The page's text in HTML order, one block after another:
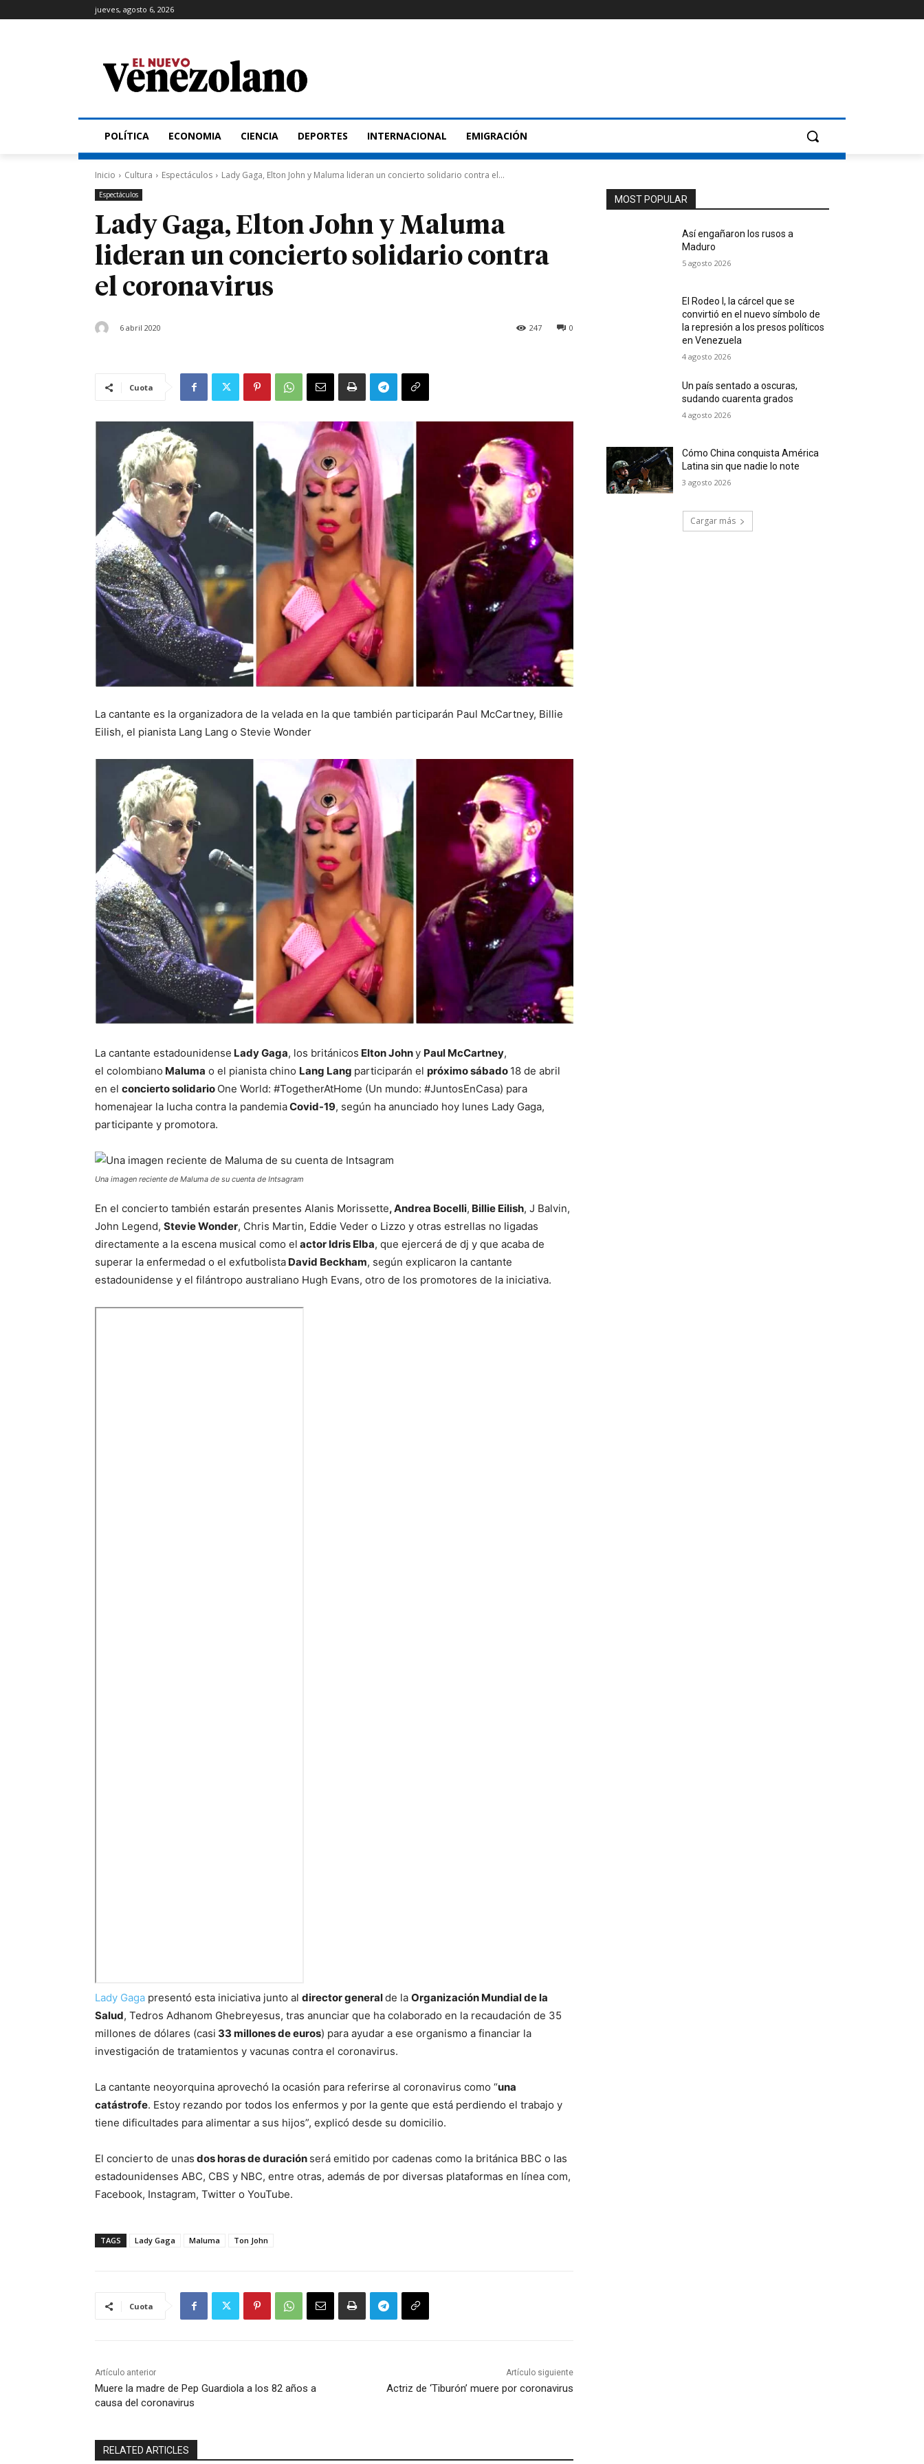
jueves, agosto 6, 2026
POLÍTICA ECONOMIA CIENCIA DEPORTES INTERNACIONAL EMIGRACIÓN
Inicio Cultura Espectáculos Lady Gaga, Elton John y Maluma lideran un concierto solidario contra el...
Espectáculos
Lady Gaga, Elton John y Maluma
lideran un concierto solidario contra
el coronavirus
6 abril 2020 0
247
Cuota
La cantante es la organizadora de la velada en la que también participarán Paul McCartney, Billie
Eilish, el pianista Lang Lang o Stevie Wonder
La cantante estadounidense Lady Gaga, los británicos Elton Johny Paul McCartney,
el colombiano Maluma o el pianista chino Lang Lang participarán el próximo sábado 18 de abril
en el concierto solidario One World: #TogetherAtHome (Un mundo: #JuntosEnCasa) para
homenajear la lucha contra la pandemiaCovid-19, según ha anunciado hoy lunes Lady Gaga,
participante y promotora.
Una imagen reciente de Maluma de su cuenta de Intsagram
En el concierto también estarán presentes Alanis Morissette, Andrea Bocelli, Billie Eilish, J Balvin,
John Legend, Stevie Wonder, Chris Martin, Eddie Veder o Lizzo y otras estrellas no ligadas
directamente a la escena musical como el actor Idris Elba, que ejercerá de dj y que acaba de
superar la enfermedad o el exfutbolista David Beckham, según explicaron la cantante
estadounidense y el filántropo australiano Hugh Evans, otro de los promotores de la iniciativa.
Lady Gaga presentó esta iniciativa junto al director generalde la Organización Mundial de la
Salud, Tedros Adhanom Ghebreyesus, tras anunciar que ha colaborado en la recaudación de 35
millones de dólares (casi 33 millones de euros) para ayudar a ese organismo a financiar la
investigación de tratamientos y vacunas contra el coronavirus.
La cantante neoyorquina aprovechó la ocasión para referirse al coronavirus como “una
catástrofe. Estoy rezando por todos los enfermos y por la gente que está perdiendo el trabajo y
tiene dificultades para alimentar a sus hijos”, explicó desde su domicilio.
El concierto de unas dos horas de duración será emitido por cadenas como la británica BBC o las
estadounidenses ABC, CBS y NBC, entre otras, además de por diversas plataformas en línea com,
Facebook, Instagram, Twitter o YouTube.
TAGS Lady Gaga Maluma Ton John
Cuota
Artículo anterior
Muere la madre de Pep Guardiola a los 82 años a
causa del coronavirus
Artículo siguiente
Actriz de ‘Tiburón’ muere por coronavirus
RELATED ARTICLES
MOST POPULAR
Así engañaron los rusos a
Maduro
5 agosto 2026
El Rodeo I, la cárcel que se
convirtió en el nuevo símbolo de
la represión a los presos políticos
en Venezuela
4 agosto 2026
Un país sentado a oscuras,
sudando cuarenta grados
4 agosto 2026
Cómo China conquista América
Latina sin que nadie lo note
3 agosto 2026
Cargar más